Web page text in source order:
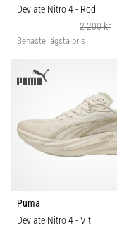
Deviate Nitro 4- Röd
2 200 kr
Senaste lägsta pris
Puma
Deviate Nitro 4- Vit